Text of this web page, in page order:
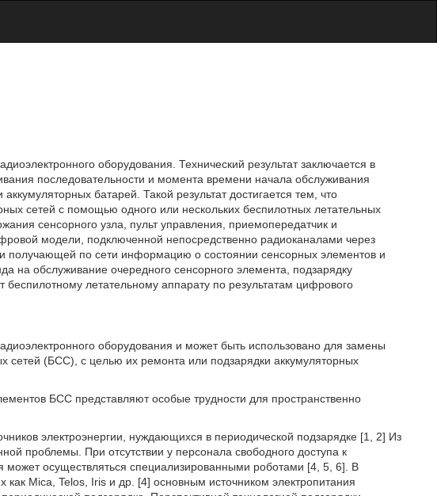
оборудования. Технический результат заключается в
последовательности и момента времени начала обслуживания
батарей. Такой результат достигается тем, что
сетей с помощью одного или нескольких беспилотных летательных
сенсорного узла, пульт управления, приемопередатчик и
модели, подключенной непосредственно радиоканалами через
получающей по сети информацию о состоянии сенсорных элементов и
на обслуживание очередного сенсорного элемента, подзарядку
беспилотному летательному аппарату по результатам цифрового
оборудования и может быть использовано для замены
сетей (БСС), с целью их ремонта или подзарядки аккумуляторных
БСС представляют особые трудности для пространственно
электроэнергии, нуждающихся в периодической подзарядке [1, 2] Из
проблемы. При отсутствии у персонала свободного доступа к
может осуществляться специализированными роботами [4, 5, 6]. В
как Mica, Telos, Iris и др. [4] основным источником электропитания